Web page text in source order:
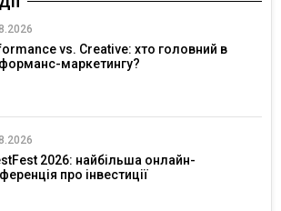
vs. Creative: хто головний в
маркетингу?
2026: найбільша онлайн-
про інвестиції